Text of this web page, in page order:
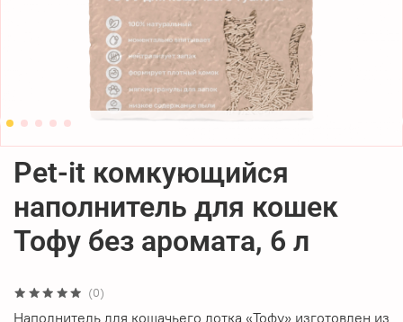
(0)
Pet-it комкующийся
наполнитель для кошек
Тофу без аромата, 6 л
Наполнитель для кошачьего лотка «Тофу» изготовлен из